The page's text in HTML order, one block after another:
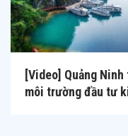
[Video] Quảng
môi trường đầu tư